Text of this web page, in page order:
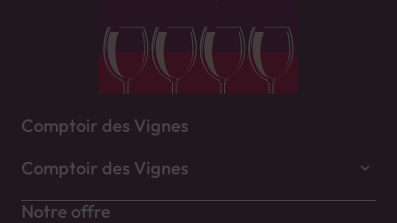
Comptoir des Vignes
Comptoir des Vignes
Notre offre